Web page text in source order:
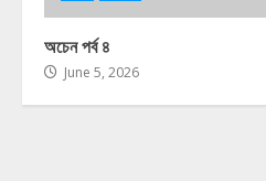
অচেন পর্ব ৪
June 5, 2026